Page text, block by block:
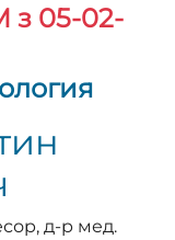
з 05-02-
д-р мед.